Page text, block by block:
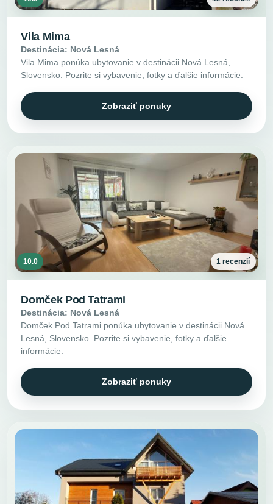
Vila Mima
Destinácia: Nová Lesná
Vila Mima ponúka ubytovanie v destinácii Nová Lesná,
Slovensko. Pozrite si vybavenie, fotky a ďalšie informácie.
Zobraziť ponuky
10.0 1 recenzií
Domček Pod Tatrami
Destinácia: Nová Lesná
Domček Pod Tatrami ponúka ubytovanie v destinácii Nová
Lesná, Slovensko. Pozrite si vybavenie, fotky a ďalšie
informácie.
Zobraziť ponuky